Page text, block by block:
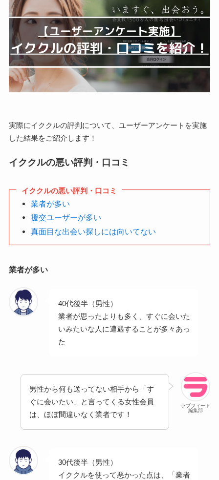
実際にイククルの評判について、ユーザーアンケートを実施
した結果をご紹介します！
イククルの悪い評判・口コミ
イククルの悪い評判・口コミ
業者が多い
援交ユーザーが多い
真面目な出会い探しには向いてない
業者が多い
40代後半（男性）
業者が思ったよりも多く、すぐに会いた
いみたいな人に遭遇することが多々あっ
た
ラブフィード
編集部
男性から何も送ってない相手から「す
ぐに会いたい」と言ってくる女性会員
は、ほぼ間違いなく業者です！
30代後半（男性）
イククルを使って悪かった点は、「業者